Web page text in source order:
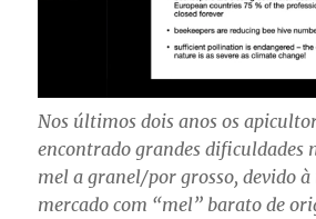
Nos últimos dois anos os
encontrado grandes dificuldades
mel a granel/por grosso, devido
mercado com “mel” barato de